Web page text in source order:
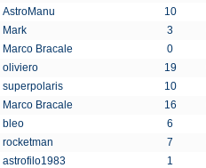
AstroManu 10
Mark 3
Marco Bracale 0
oliviero 19
superpolaris 10
Marco Bracale 16
bleo 6
rocketman 7
astrofilo1983 1